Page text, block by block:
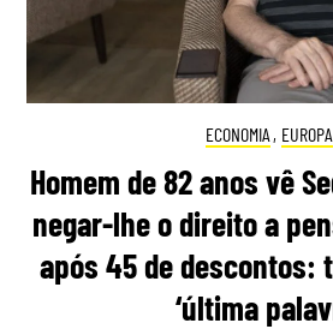
ECONOMIA , EUROPA
Homem de 82 anos vê
negar-lhe o direito a
após 45 de descontos:
‘última